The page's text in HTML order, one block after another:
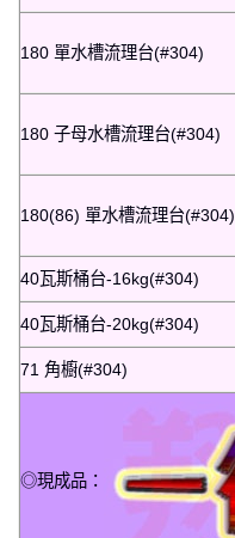
180 單水槽流理台(#304)
180 子母水槽流理台(#304)
180(86) 單水槽流理台(#304)
40瓦斯桶台-16kg(#304)
40瓦斯桶台-20kg(#304)
71 角櫥(#304)
◎現成品：